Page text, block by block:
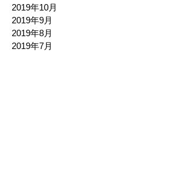
2019年10月
2019年9月
2019年8月
2019年7月